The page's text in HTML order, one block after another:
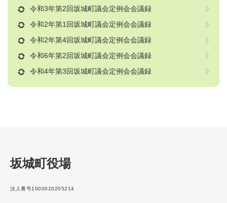
令和3年第2回坂城町議会定例会会議録
令和2年第1回坂城町議会定例会会議録
令和2年第4回坂城町議会定例会会議録
令和6年第2回坂城町議会定例会会議録
令和4年第3回坂城町議会定例会会議録
坂城町役場
法人番号1000020205214